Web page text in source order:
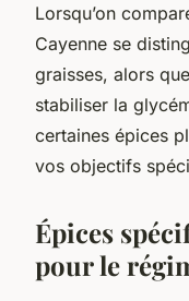
Lorsqu’on
Cayenne se
graisses, alors
stabiliser la
certaines épices
vos objectifs
Épices
pour le